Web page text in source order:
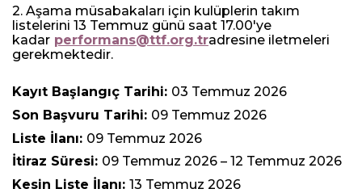
2. Aşama müsabakaları için kulüplerin takım
listelerini 13 Temmuz günü saat 17.00'ye
kadar performans@ttf.org.tradresine iletmeleri
gerekmektedir.
Kayıt Başlangıç Tarihi: 03 Temmuz 2026
Son Başvuru Tarihi: 09 Temmuz 2026
Liste İlanı: 09 Temmuz 2026
İtiraz Süresi: 09 Temmuz 2026 – 12 Temmuz 2026
Kesin Liste İlanı: 13 Temmuz 2026